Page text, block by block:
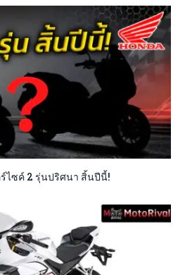
ไซค์ 2 รุ่นปริศนา สิ้นปีนี้!